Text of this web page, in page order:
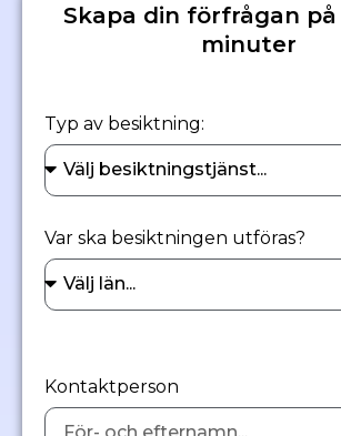
Skapa din förfrågan
minuter
Typ av besiktning:
Var ska besiktningen utföras?
Kontaktperson